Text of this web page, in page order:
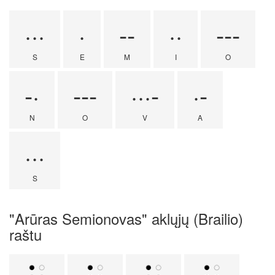
···
S
·
E
--
M
··
I
---
O
-·
N
---
O
···-
V
·-
A
···
S
"Arūras Semionovas" aklųjų (Brailio)
raštu